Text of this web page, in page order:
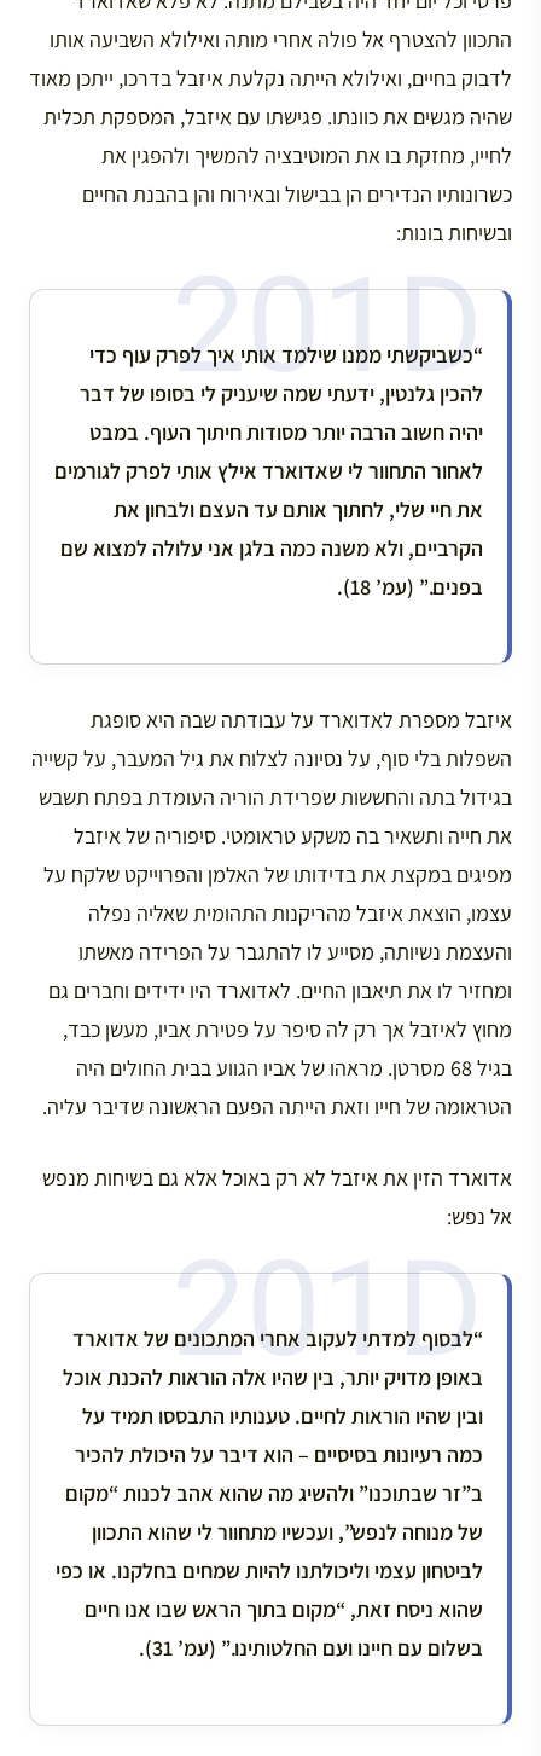
התכוון להצטרף אל פולה אחרי מותה ואילולא השביעה אותו
לדבוק בחיים, ואילולא הייתה נקלעת איזבל בדרכו, ייתכן מאוד
שהיה מגשים את כוונתו. פגישתו עם איזבל, המספקת תכלית
לחייו, מחזקת בו את המוטיבציה להמשיך ולהפגין את
כשרונותיו הנדירים הן בבישול ובאירוח והן בהבנת החיים
ובשיחות בונות:
“כשביקשתי ממנו שילמד אותי איך לפרק עוף כדי
להכין גלנטין, ידעתי שמה שיעניק לי בסופו של דבר
יהיה חשוב הרבה יותר מסודות חיתוך העוף. במבט
לאחור התחוור לי שאדוארד אילץ אותי לפרק לגורמים
את חיי שלי, לחתוך אותם עד העצם ולבחון את
הקרביים, ולא משנה כמה בלגן אני עלולה למצוא שם
בפנים.” (עמ’ 18).
איזבל מספרת לאדוארד על עבודתה שבה היא סופגת
השפלות בלי סוף, על נסיונה לצלוח את גיל המעבר, על קשייה
בגידול בתה והחששות שפרידת הוריה העומדת בפתח תשבש
את חייה ותשאיר בה משקע טראומטי. סיפוריה של איזבל
מפיגים במקצת את בדידותו של האלמן והפרוייקט שלקח על
עצמו, הוצאת איזבל מהריקנות התהומית שאליה נפלה
והעצמת נשיותה, מסייע לו להתגבר על הפרידה מאשתו
ומחזיר לו את תיאבון החיים. לאדוארד היו ידידים וחברים גם
מחוץ לאיזבל אך רק לה סיפר על פטירת אביו, מעשן כבד,
בגיל 68 מסרטן. מראהו של אביו הגווע בבית החולים היה
הטראומה של חייו וזאת הייתה הפעם הראשונה שדיבר עליה.
אדוארד הזין את איזבל לא רק באוכל אלא גם בשיחות מנפש
אל נפש:
“לבסוף למדתי לעקוב אחרי המתכונים של אדוארד
באופן מדויק יותר, בין שהיו אלה הוראות להכנת אוכל
ובין שהיו הוראות לחיים. טענותיו התבססו תמיד על
כמה רעיונות בסיסיים – הוא דיבר על היכולת להכיר
ב”זר שבתוכנו” ולהשיג מה שהוא אהב לכנות “מקום
של מנוחה לנפש”, ועכשיו מתחוור לי שהוא התכוון
לביטחון עצמי וליכולתנו להיות שמחים בחלקנו. או כפי
שהוא ניסח זאת, “מקום בתוך הראש שבו אנו חיים
בשלום עם חיינו ועם החלטותינו.” (עמ’ 31).